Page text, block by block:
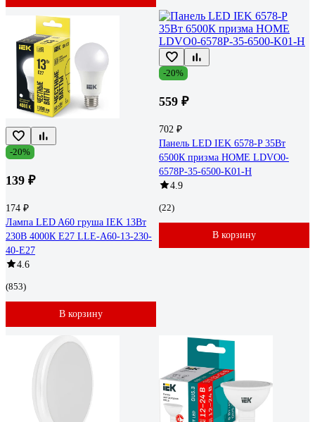
-20%
139 ₽
174 ₽
Лампа LED A60 груша IEK 13Вт
230В 4000К E27 LLE-A60-13-230-
40-E27
4.6
(853)
В корзину
-20%
559 ₽
702 ₽
Панель LED IEK 6578-P 35Вт
6500К призма HOME LDVO0-
6578P-35-6500-K01-H
4.9
(22)
В корзину